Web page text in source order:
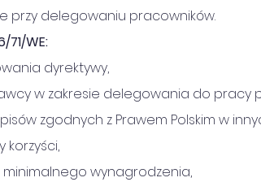
przy delegowaniu pracowników.
WE:
dyrektywy,
w zakresie delegowania do pracy
zgodnych z Prawem Polskim w
korzyści,
wynagrodzenia,